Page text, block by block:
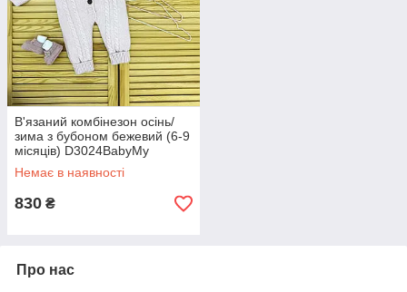
В'язаний комбінезон осінь/
зима з бубоном бежевий (6-9
місяців) D3024BabyMy
Немає в наявності
830 ₴
Про нас